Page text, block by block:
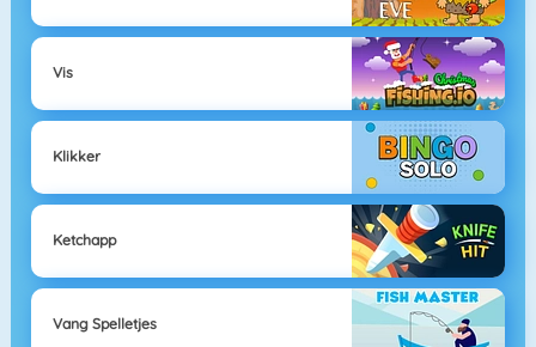
Vis
Klikker
Ketchapp
Vang Spelletjes